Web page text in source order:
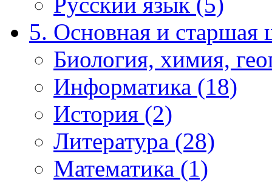
5. Основная и старшая
Биология, химия,
Информатика (18)
История (2)
Литература (28)
Математика (1)